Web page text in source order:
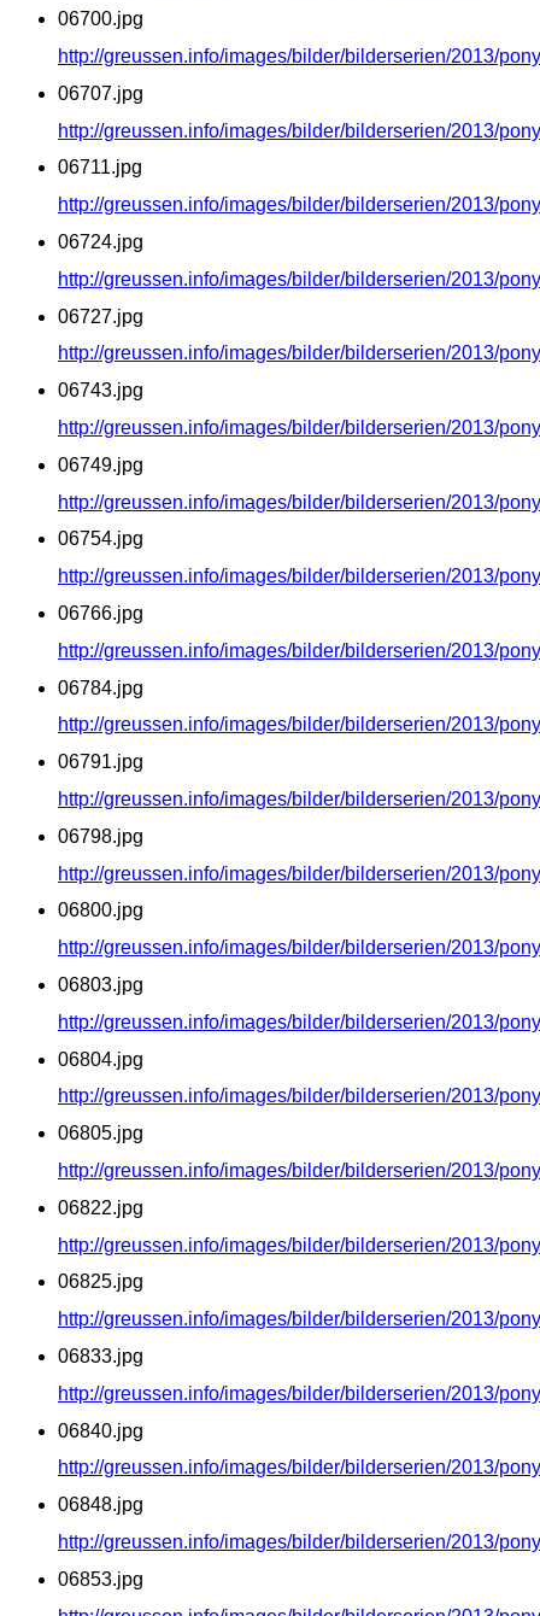
06700.jpg
http://greussen.info/images/bilder/bilderserien/2013/
06707.jpg
http://greussen.info/images/bilder/bilderserien/2013/
06711.jpg
http://greussen.info/images/bilder/bilderserien/2013/
06724.jpg
http://greussen.info/images/bilder/bilderserien/2013/
06727.jpg
http://greussen.info/images/bilder/bilderserien/2013/
06743.jpg
http://greussen.info/images/bilder/bilderserien/2013/
06749.jpg
http://greussen.info/images/bilder/bilderserien/2013/
06754.jpg
http://greussen.info/images/bilder/bilderserien/2013/
06766.jpg
http://greussen.info/images/bilder/bilderserien/2013/
06784.jpg
http://greussen.info/images/bilder/bilderserien/2013/
06791.jpg
http://greussen.info/images/bilder/bilderserien/2013/
06798.jpg
http://greussen.info/images/bilder/bilderserien/2013/
06800.jpg
http://greussen.info/images/bilder/bilderserien/2013/
06803.jpg
http://greussen.info/images/bilder/bilderserien/2013/
06804.jpg
http://greussen.info/images/bilder/bilderserien/2013/
06805.jpg
http://greussen.info/images/bilder/bilderserien/2013/
06822.jpg
http://greussen.info/images/bilder/bilderserien/2013/
06825.jpg
http://greussen.info/images/bilder/bilderserien/2013/
06833.jpg
http://greussen.info/images/bilder/bilderserien/2013/
06840.jpg
http://greussen.info/images/bilder/bilderserien/2013/
06848.jpg
http://greussen.info/images/bilder/bilderserien/2013/
06853.jpg